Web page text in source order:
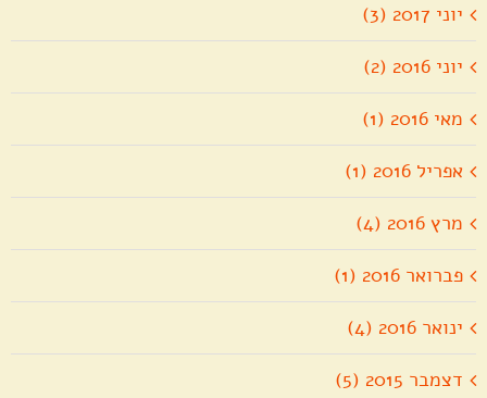
יוני 2017 (3)
יוני 2016 (2)
מאי 2016 (1)
אפריל 2016 (1)
מרץ 2016 (4)
פברואר 2016 (1)
ינואר 2016 (4)
דצמבר 2015 (5)